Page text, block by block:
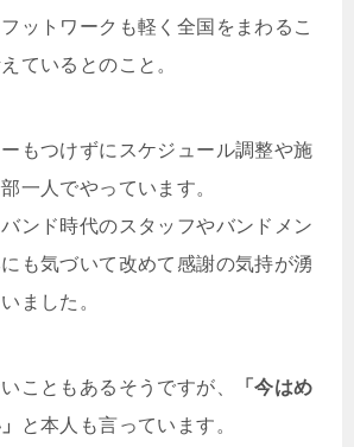
ットワークも軽く全国をまわるこ
ているとのこと。
もつけずにスケジュール調整や施
一人でやっています。
ンド時代のスタッフやバンドメン
も気づいて改めて感謝の気持が湧
ました。
こともあるそうですが、
「今はめ
と本人も言っています。